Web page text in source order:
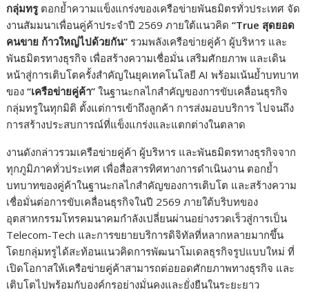
กลุ่มทรูตอกย้ำความแข็งแกร่งของเครือข่ายพันธมิตรทั่วประเทศ จัด
งานสัมมนาเพื่อนคู่ค้าประจำปี 2569 ภายใต้แนวคิด“True สุดยอด
คนขาย ก้าวใหญ่ไปด้วยกัน” รวมพลังเครือข่ายคู่ค้า ผู้บริหาร และ
พันธมิตรทางธุรกิจ เพื่อสร้างความเชื่อมั่น เสริมศักยภาพ และเดิน
หน้าสู่การเติบโตครั้งสำคัญในยุคเทคโนโลยี AI พร้อมเน้นย้ำบทบาท
ของ“เครือข่ายคู่ค้า” ในฐานะกลไกสำคัญของการขับเคลื่อนธุรกิจ
กลุ่มทรูในทุกมิติ ตั้งแต่การเข้าถึงลูกค้า การส่งมอบบริการ ไปจนถึง
การสร้างประสบการณ์ที่แข็งแกร่งและแตกต่างในตลาด
งานดังกล่าวรวมเครือข่ายคู่ค้า ผู้บริหาร และพันธมิตรทางธุรกิจจาก
ทุกภูมิภาคทั่วประเทศ เพื่อสื่อสารทิศทางการดำเนินงาน ตอกย้ำ
บทบาทของคู่ค้าในฐานะกลไกสำคัญของการเติบโต และสร้างความ
เชื่อมั่นต่อการขับเคลื่อนธุรกิจในปี 2569 ภายใต้บริบทของ
อุตสาหกรรมโทรคมนาคมกำลังเปลี่ยนผ่านอย่างรวดเร็วสู่การเป็น
Telecom-Tech และการขยายบริการดิจิทัลที่หลากหลายมากขึ้น
โดยกลุ่มทรูได้สะท้อนแนวคิดการพัฒนาโมเดลธุรกิจรูปแบบใหม่ ที่
เปิดโอกาสให้เครือข่ายคู่ค้าสามารถต่อยอดศักยภาพทางธุรกิจ และ
เติบโตไปพร้อมกับองค์กรอย่างมั่นคงและยั่งยืนในระยะยาว